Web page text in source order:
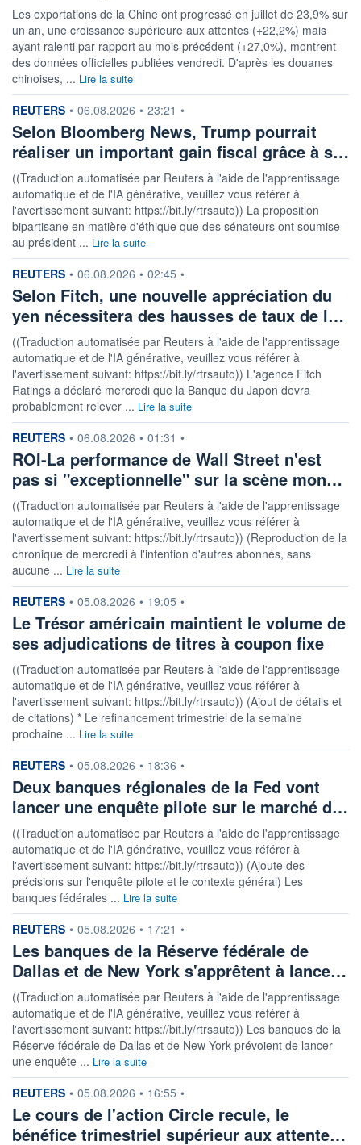
+ PORTEFEUILLE + LISTE
Les exportations de la Chine ont progressé en juillet de 23,9% sur
un an, une croissance supérieure aux attentes (+22,2%) mais
ayant ralenti par rapport au mois précédent (+27,0%), montrent
des données officielles publiées vendredi. D'après les douanes
chinoises, ... Lire la suite
information fournie par
REUTERS • 06.08.2026 • 23:21 •
Selon Bloomberg News, Trump pourrait
réaliser un important gain fiscal grâce à s…
((Traduction automatisée par Reuters à l'aide de l'apprentissage
automatique et de l'IA générative, veuillez vous référer à
l'avertissement suivant: https://bit.ly/rtrsauto)) La proposition
bipartisane en matière d'éthique que des sénateurs ont soumise
au président ... Lire la suite
information fournie par
REUTERS • 06.08.2026 • 02:45 •
Selon Fitch, une nouvelle appréciation du
yen nécessitera des hausses de taux de l…
((Traduction automatisée par Reuters à l'aide de l'apprentissage
automatique et de l'IA générative, veuillez vous référer à
l'avertissement suivant: https://bit.ly/rtrsauto)) L'agence Fitch
Ratings a déclaré mercredi que la Banque du Japon devra
probablement relever ... Lire la suite
information fournie par
REUTERS • 06.08.2026 • 01:31 •
ROI-La performance de Wall Street n'est
pas si "exceptionnelle" sur la scène mon…
((Traduction automatisée par Reuters à l'aide de l'apprentissage
automatique et de l'IA générative, veuillez vous référer à
l'avertissement suivant: https://bit.ly/rtrsauto)) (Reproduction de la
chronique de mercredi à l'intention d'autres abonnés, sans
aucune ... Lire la suite
information fournie par
REUTERS • 05.08.2026 • 19:05 •
Le Trésor américain maintient le volume de
ses adjudications de titres à coupon fixe
((Traduction automatisée par Reuters à l'aide de l'apprentissage
automatique et de l'IA générative, veuillez vous référer à
l'avertissement suivant: https://bit.ly/rtrsauto)) (Ajout de détails et
de citations) * Le refinancement trimestriel de la semaine
prochaine ... Lire la suite
information fournie par
REUTERS • 05.08.2026 • 18:36 •
Deux banques régionales de la Fed vont
lancer une enquête pilote sur le marché d…
((Traduction automatisée par Reuters à l'aide de l'apprentissage
automatique et de l'IA générative, veuillez vous référer à
l'avertissement suivant: https://bit.ly/rtrsauto)) (Ajoute des
précisions sur l'enquête pilote et le contexte général) Les
banques fédérales ... Lire la suite
information fournie par
REUTERS • 05.08.2026 • 17:21 •
Les banques de la Réserve fédérale de
Dallas et de New York s'apprêtent à lance…
((Traduction automatisée par Reuters à l'aide de l'apprentissage
automatique et de l'IA générative, veuillez vous référer à
l'avertissement suivant: https://bit.ly/rtrsauto)) Les banques de la
Réserve fédérale de Dallas et de New York prévoient de lancer
une enquête ... Lire la suite
information fournie par
REUTERS • 05.08.2026 • 16:55 •
Le cours de l'action Circle recule, le
bénéfice trimestriel supérieur aux attente…